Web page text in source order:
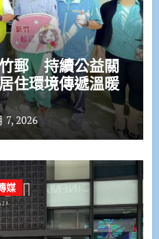
郵 持續公益關
住環境傳遞溫暖
7, 2026
媒